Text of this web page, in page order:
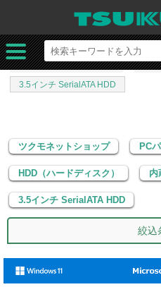
ツクモネットショップ
PCパー
HDD（ハードディスク）
内
3.5インチ SerialATA HDD
ツクモネットショップ PC
HDD（ハードディスク） 内
3.5インチ SerialATA HDD
絞込